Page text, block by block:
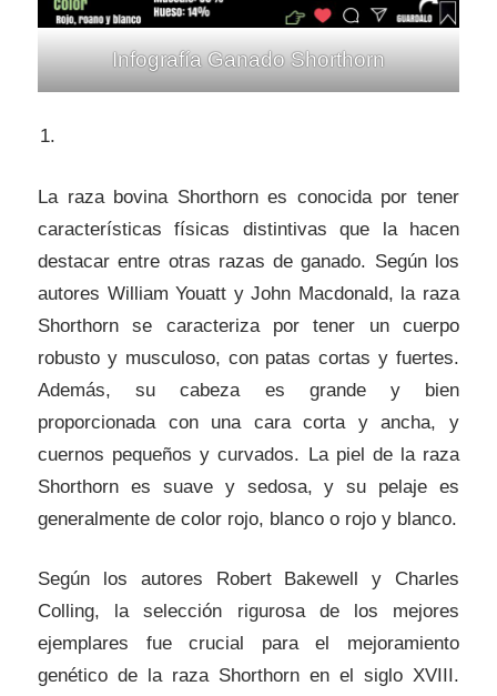
Infografía Ganado Shorthorn
La raza bovina Shorthorn es conocida por tener
características físicas distintivas que la hacen
destacar entre otras razas de ganado. Según los
autores William Youatt y John Macdonald, la raza
Shorthorn se caracteriza por tener un cuerpo
robusto y musculoso, con patas cortas y fuertes.
Además, su cabeza es grande y bien
proporcionada con una cara corta y ancha, y
cuernos pequeños y curvados. La piel de la raza
Shorthorn es suave y sedosa, y su pelaje es
generalmente de color rojo, blanco o rojo y blanco.
Según los autores Robert Bakewell y Charles
Colling, la selección rigurosa de los mejores
ejemplares fue crucial para el mejoramiento
genético de la raza Shorthorn en el siglo XVIII.